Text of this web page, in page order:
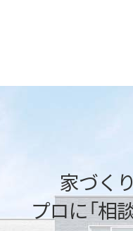
家づく
プロに「相
ータだけではわかりにくい
「標準仕様」を体